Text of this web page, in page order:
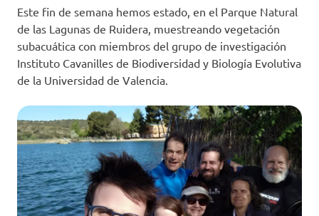
Este fin de semana hemos estado, en el Parque Natural
de las Lagunas de Ruidera, muestreando vegetación
subacuática con miembros del grupo de investigación
Instituto Cavanilles de Biodiversidad y Biología Evolutiva
de la Universidad de Valencia.